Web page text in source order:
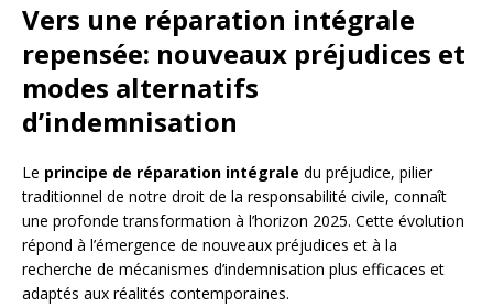
Vers une réparation intégrale
repensée: nouveaux préjudices et
modes alternatifs
d’indemnisation
Le principe de réparation intégrale du préjudice, pilier
traditionnel de notre droit de la responsabilité civile, connaît
une profonde transformation à l’horizon 2025. Cette évolution
répond à l’émergence de nouveaux préjudices et à la
recherche de mécanismes d’indemnisation plus efficaces et
adaptés aux réalités contemporaines.